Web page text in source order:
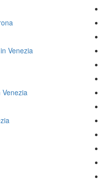
Venezia